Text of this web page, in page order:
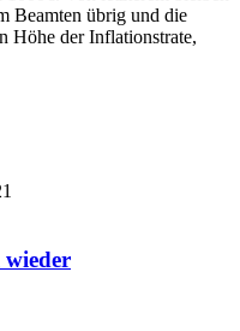
Beamten übrig und die
Höhe der Inflationstrate,